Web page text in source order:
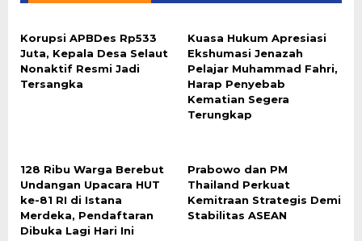
Korupsi APBDes Rp533
Juta, Kepala Desa Selaut
Nonaktif Resmi Jadi
Tersangka
Kuasa Hukum Apresiasi
Ekshumasi Jenazah
Pelajar Muhammad Fahri,
Harap Penyebab
Kematian Segera
Terungkap
128 Ribu Warga Berebut
Undangan Upacara HUT
ke-81 RI di Istana
Merdeka, Pendaftaran
Dibuka Lagi Hari Ini
Prabowo dan PM
Thailand Perkuat
Kemitraan Strategis Demi
Stabilitas ASEAN